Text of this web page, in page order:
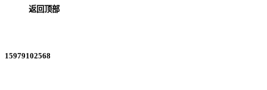
返回顶部
15979102568